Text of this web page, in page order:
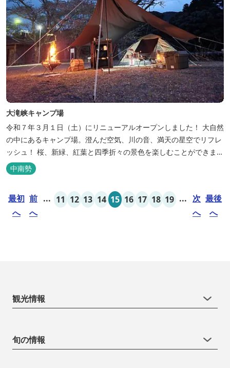
大滝峡キャンプ場
令和７年３月１日（土）にリニューアルオープンしました！ 大自然
の中にあるキャンプ場。澄んだ空気、川の音、満天の星空でリフレ
ッシュ！ 桜、新緑、紅葉と四季折々の景色を楽しむことができま
す。 紀勢自動車道「大宮大台Ic」から車で約10分と好アクセス！
今年の営業は１２月１４日（日）までです！来年は３月１日（日）
ートテント...
中南勢
最初
へ
前
へ
... 11 12 13 14 15 16 17 18 19 ... 次
へ
最後
へ
観光情報
旬の情報